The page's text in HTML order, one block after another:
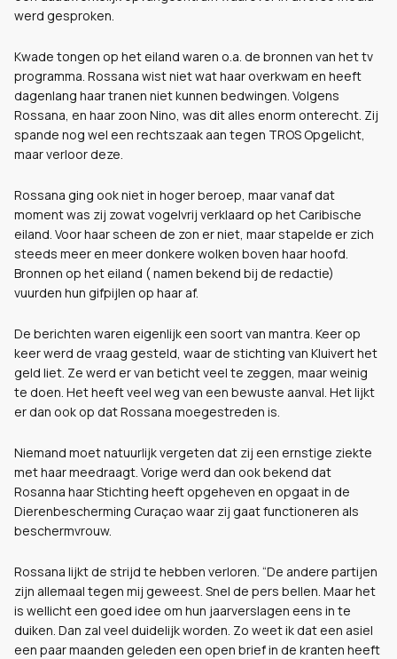
werd gesproken.
Kwade tongen op het eiland waren o.a. de bronnen van het tv
programma. Rossana wist niet wat haar overkwam en heeft
dagenlang haar tranen niet kunnen bedwingen. Volgens
Rossana, en haar zoon Nino, was dit alles enorm onterecht. Zij
spande nog wel een rechtszaak aan tegen TROS Opgelicht,
maar verloor deze.
Rossana ging ook niet in hoger beroep, maar vanaf dat
moment was zij zowat vogelvrij verklaard op het Caribische
eiland. Voor haar scheen de zon er niet, maar stapelde er zich
steeds meer en meer donkere wolken boven haar hoofd.
Bronnen op het eiland ( namen bekend bij de redactie)
vuurden hun gifpijlen op haar af.
De berichten waren eigenlijk een soort van mantra. Keer op
keer werd de vraag gesteld, waar de stichting van Kluivert het
geld liet. Ze werd er van beticht veel te zeggen, maar weinig
te doen. Het heeft veel weg van een bewuste aanval. Het lijkt
er dan ook op dat Rossana moegestreden is.
Niemand moet natuurlijk vergeten dat zij een ernstige ziekte
met haar meedraagt. Vorige werd dan ook bekend dat
Rosanna haar Stichting heeft opgeheven en opgaat in de
Dierenbescherming Curaçao waar zij gaat functioneren als
beschermvrouw.
Rossana lijkt de strijd te hebben verloren. “De andere partijen
zijn allemaal tegen mij geweest. Snel de pers bellen. Maar het
is wellicht een goed idee om hun jaarverslagen eens in te
duiken. Dan zal veel duidelijk worden. Zo weet ik dat een asiel
een paar maanden geleden een open brief in de kranten heeft